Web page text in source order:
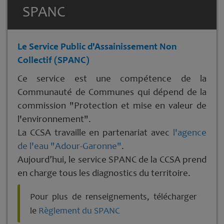
SPANC
Le Service Public d'Assainissement Non
Collectif (SPANC)
Ce service est une compétence de la
Communauté de Communes qui dépend de la
commission "Protection et mise en valeur de
l'environnement".
La CCSA travaille en partenariat avec l'agence
de l'eau "Adour-Garonne".
Aujourd’hui, le service SPANC de la CCSA prend
en charge tous les diagnostics du territoire.
Pour plus de renseignements, télécharger
le Règlement du SPANC